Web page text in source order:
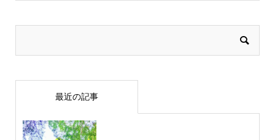
最近の記事